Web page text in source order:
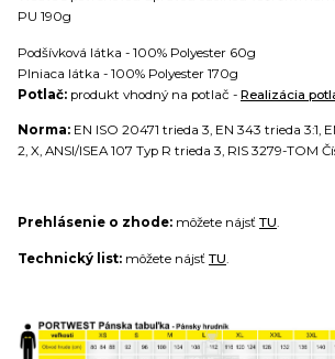
PU 190g
Podšívková látka - 100% Polyester 60g
Plniaca látka - 100% Polyester 170g
Potlač: produkt vhodný na potlač - Realizácia
Norma: EN ISO 20471 trieda 3, EN 343 trieda 3:1,
2, X, ANSI/ISEA 107 Typ R trieda 3, RIS 3279-TOM
Prehlásenie o zhode: môžete nájsť TU.
Technický list: môžete nájsť TU.